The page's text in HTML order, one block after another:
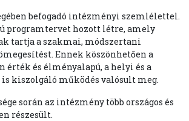
befogadó intézményi szemlélettel.
programtervet hozott létre, amely
tartja a szakmai, módszertani
Ennek köszönhetően a
érték és élményalapú, a helyi és a
kiszolgáló működés valósult meg.
során az intézmény több országos és
részesült.